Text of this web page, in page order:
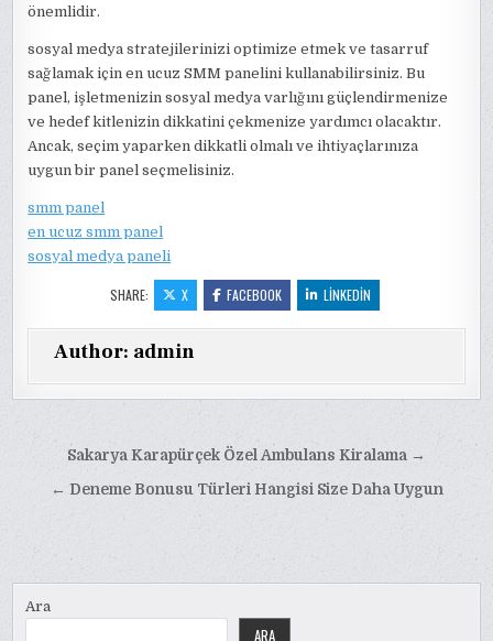
önemlidir.
sosyal medya stratejilerinizi optimize etmek ve tasarruf
sağlamak için en ucuz SMM panelini kullanabilirsiniz. Bu
panel, işletmenizin sosyal medya varlığını güçlendirmenize
ve hedef kitlenizin dikkatini çekmenize yardımcı olacaktır.
Ancak, seçim yaparken dikkatli olmalı ve ihtiyaçlarınıza
uygun bir panel seçmelisiniz.
smm panel
en ucuz smm panel
sosyal medya paneli
SHARE: X FACEBOOK LINKEDIN
Author: admin
Yazı
gezinmesi
Sakarya Karapürçek Özel Ambulans Kiralama →
← Deneme Bonusu Türleri Hangisi Size Daha Uygun
Ara
ARA